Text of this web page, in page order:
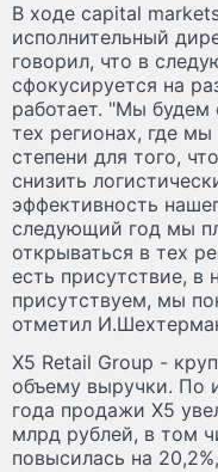
В ходе capital
исполнительный
говорил, что в
сфокусируется на
работает. "Мы будем
тех регионах, где
степени для того,
снизить
эффективность
следующий год мы
открываться в тех
есть присутствие, в
присутствуем, мы
отметил
X5 Retail Group -
объему выручки. По
года продажи X5
млрд рублей, в том
повысилась на